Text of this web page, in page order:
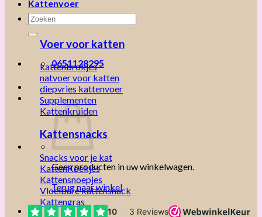
Zoeken
naar:
0651128295
Geen producten in uw winkelwagen.
Terug naar winkel
Kattenvoer
Voer voor katten
kattenbrokjes
natvoer voor katten
diepvries kattenvoer
Supplementen
Kattenkruiden
Kattensnacks
Snacks voor je kat
KattenKoekjes
Kattensnoepjes
Vloeibare kattensnack
Kattengras